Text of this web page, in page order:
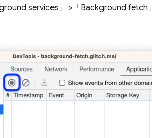
services」 >「Background fetch」